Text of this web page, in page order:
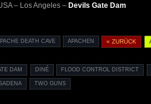
– Los Angeles – Devils Gate Dam
DEATH CAVE APACHEN « ZURÜCK
DAM DINÉ FLOOD CONTROL DISTRICT
TWO GUNS